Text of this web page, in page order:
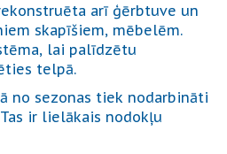
arī ģērbtuve un
skapīšiem, mēbelēm.
lai palīdzētu
telpā.
no sezonas tiek nodarbināti
ir lielākais nodokļu